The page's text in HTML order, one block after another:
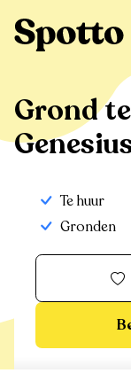
Grond
Te huur
Gronden